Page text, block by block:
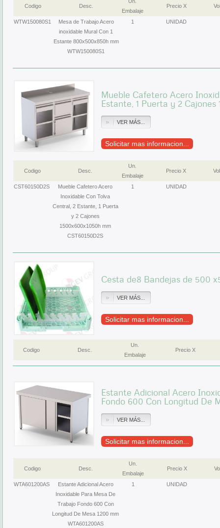
Codigo Desc.
Embalaje
Precio X
WTW150080S1
Mesa de Trabajo Acero
inoxidable Mural Con 1
Estante 800x500x850h mm
WTW150080S1
1 UNIDAD
Mueble Cafetero Acero
Estante, 1 Puerta y 2
VER MÁS...
Solicitar mas informacion...
Codigo Desc.
Un.
Embalaje
Precio X
CST60150D2S
Mueble Cafetero Acero
Inoxidable Con Tolva
Central, 2 Estante, 1 Puerta
y 2 Cajones
1500x600x1050h mm
CST60150D2S
1 UNIDAD
Cesta de8 Bandejas de 500
VER MÁS...
Solicitar mas informacion...
Codigo Desc.
Un.
Embalaje
Precio X
Estante Adicional Acero
Fondo 600 Con Longitud De
VER MÁS...
Solicitar mas informacion...
Codigo Desc.
Un.
Embalaje
Precio X
WTA601200AS
Estante Adicional Acero
Inoxidable Para Mesa De
Trabajo Fondo 600 Con
Longitud De Mesa 1200 mm
WTA601200AS
1 UNIDAD